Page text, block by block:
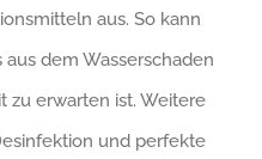
aus. So kann
dem Wasserschaden
zu erwarten ist. Weitere
und perfekte